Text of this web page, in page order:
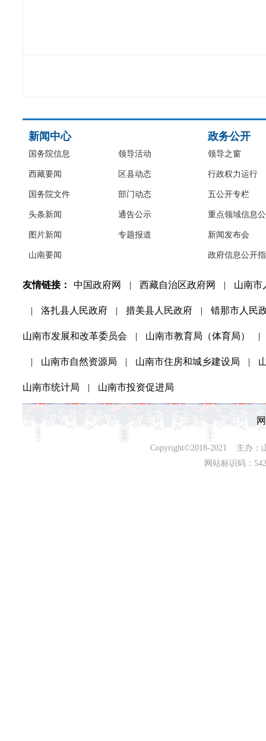
新闻中心
国务院信息
西藏要闻
国务院文件
头条新闻
图片新闻
山南要闻
领导活动
区县动态
部门动态
通告公示
专题报道
政务公开
领导之窗
行政权力运行
五公开专栏
重点领域信息
新闻发布会
政府信息公开
友情链接： 中国政府网 | 西藏自治区政府网 | 山南市
| 洛扎县人民政府 | 措美县人民政府 | 错那市人民
山南市发展和改革委员会 | 山南市教育局（体育局） |
| 山南市自然资源局 | 山南市住房和城乡建设局 |
山南市统计局 | 山南市投资促进局
Copyright©2018-2021 主办：
网站标识码：